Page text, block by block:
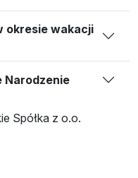
okresie wakacji
Narodzenie
Spółka z o.o.
kierunku